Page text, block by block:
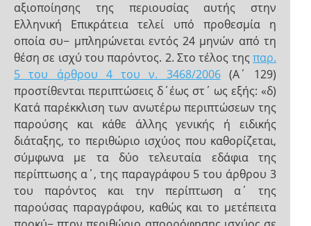
αξιοποίησης της περιουσίας αυτής στην
Ελληνική Επικράτεια τελεί υπό προθεσμία η
οποία συ− μπληρώνεται εντός 24 μηνών από τη
θέση σε ισχύ του παρόντος. 2. Στο τέλος της παρ.
5 του άρθρου 4 του ν. 3468/2006(Α΄ 129)
προστίθενται περιπτώσεις δ΄έως στ΄ ως εξής: «δ)
Κατά παρέκκλιση των ανωτέρω περιπτώσεων της
παρούσης και κάθε άλλης γενικής ή ειδικής
διάταξης, το περιθώριο ισχύος που καθορίζεται,
σύμφωνα με τα δύο τελευταία εδάφια της
περίπτωσης α΄, της παραγράφου 5 του άρθρου 3
του παρόντος και την περίπτωση α΄ της
παρούσας παραγράφου, καθώς και το μετέπειτα